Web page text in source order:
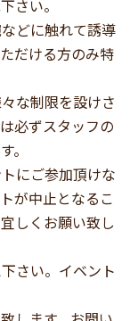
さい。
どに触れて誘導
だける方のみ特
な制限を設けさ
必ずスタッフの
。
にご参加頂けな
が中止となるこ
しくお願い致し
さい。イベント